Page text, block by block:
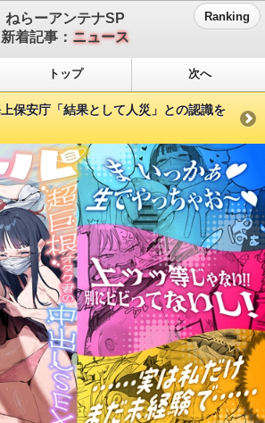
ねらーアンテナSP
新着記事： ニュース
Ranking
トップ 次へ
上保安庁「結果として人災」との認識を